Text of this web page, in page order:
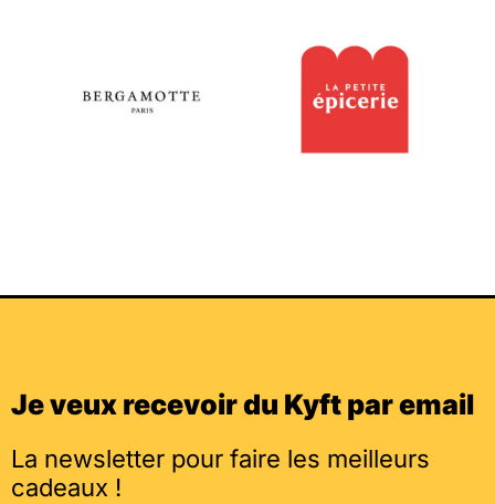
Je veux recevoir du Kyft par email
La newsletter pour faire les meilleurs
cadeaux !